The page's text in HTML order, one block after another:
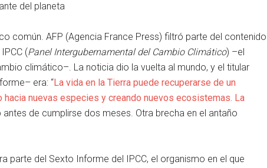
del planeta
común. AFP (Agencia France Press) filtró parte del contenido
(Panel Intergubernamental del Cambio Climático) –el
climático–. La noticia dio la vuelta al mundo, y el titular
era: “La vida en la Tierra puede recuperarse de un
nuevas especies y creando nuevos ecosistemas. La
de cumplirse dos meses. Otra brecha en el antaño
parte del Sexto Informe del IPCC, el organismo en el que